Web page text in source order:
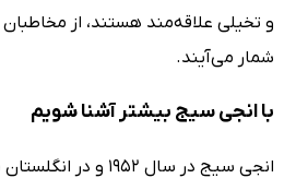
و تخیلی علاقه‌مند هستند، از
شمار می‌آیند.
با انجی سیج بیشتر آشنا شویم
انجی سیج در سال 1952